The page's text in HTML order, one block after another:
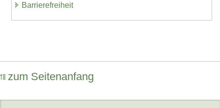
Barrierefreiheit
zum Seitenanfang